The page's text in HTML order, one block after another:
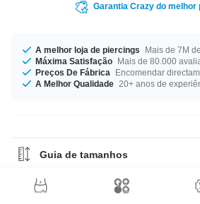
Garantia Crazy do melhor
A melhor loja de piercings
Mais de 7M
Máxima Satisfação Mais de 80.000
Preços De Fábrica
Encomendar
A Melhor Qualidade 20+ anos de
Guia de tamanhos
Guia de Materiais